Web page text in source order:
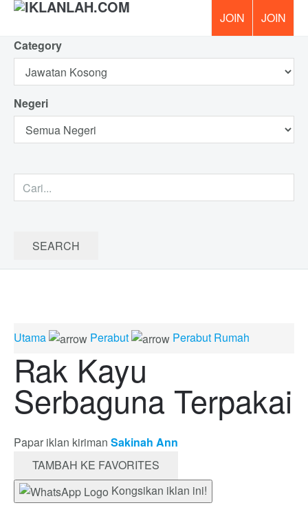
Category
Negeri
Utama Perabut Perabut Rumah
Rak Kayu
Serbaguna Terpakai
Papar iklan kiriman Sakinah Ann
TAMBAH KE FAVORITES
Kongsikan iklan ini!